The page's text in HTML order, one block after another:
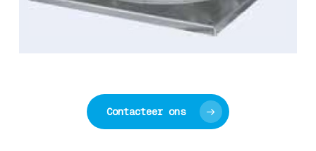
Contacteer ons